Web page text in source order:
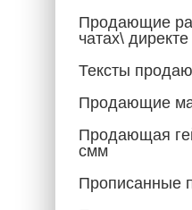
Продающие
чатах\
Тексты
Продающие
Продающая
смм
Прописанные